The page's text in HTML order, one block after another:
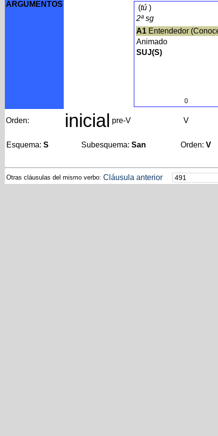
ARGUMENTOS (tú)
2ª sg
A1Entendedor
Animado
SUJ(S)
0
Orden: inicial pre-V V
Esquema: S Subesquema: San Orden: V
Otras cláusulas del mismo verbo: Cláusula anterior